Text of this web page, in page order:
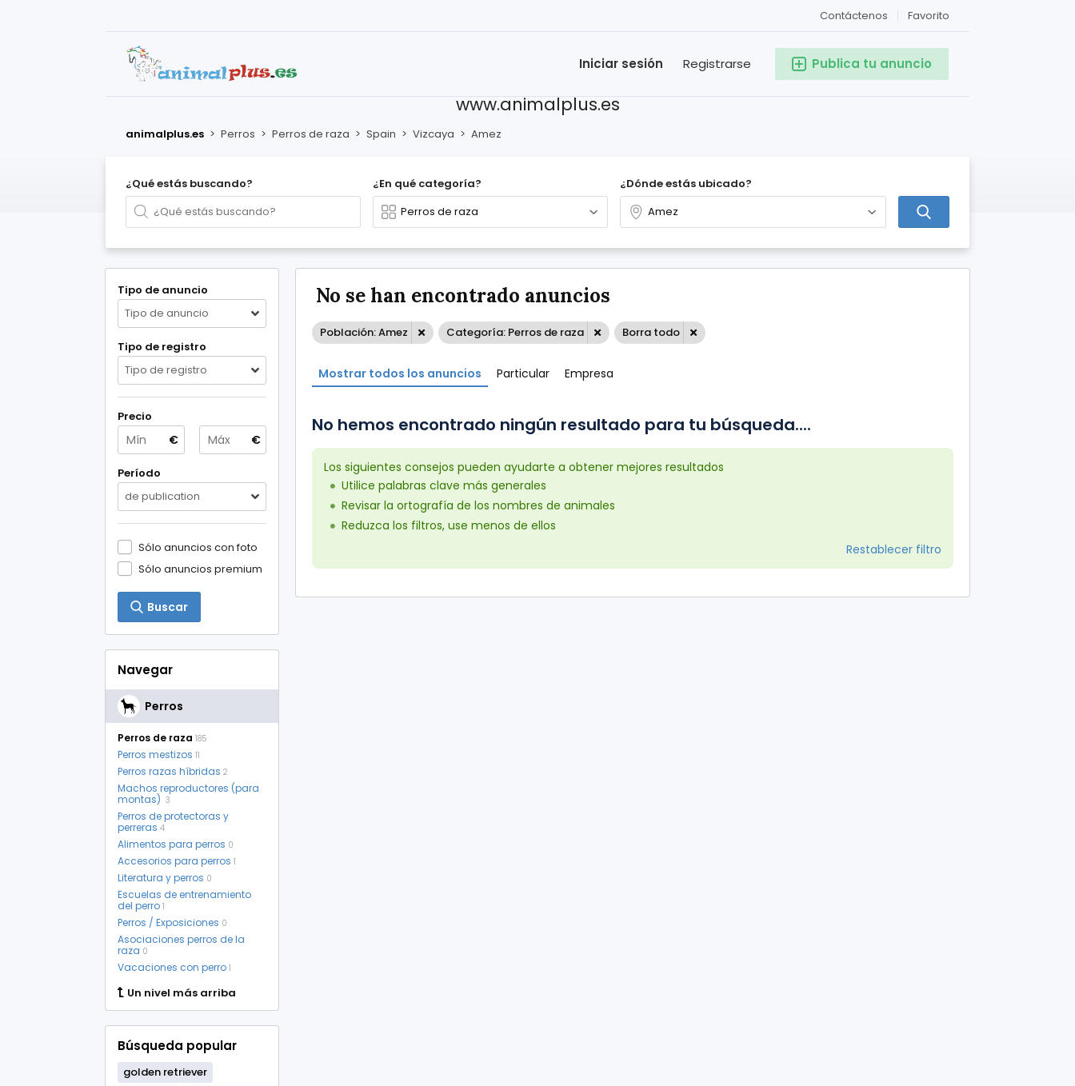
Favorito
Contáctenos
Publica tu anuncio
Registrarse
Iniciar sesión
www.animalplus.es
animalplus.es > Perros > Perros de raza > Spain > Vizcaya > Amez
¿Qué estás buscando? ¿En qué categoría? ¿Dónde estás ubicado?
Tipo de anuncio
Tipo de anuncio
Tipo de registro
Tipo de registro
Precio
€ €
Período
de publication
Sólo anuncios con foto
Sólo anuncios premium
Buscar
Navegar
Perros
Perros de raza 185
Perros mestizos 11
Perros razas híbridas 2
Machos reproductores (para
montas) 3
Perros de protectoras y
perreras 4
Alimentos para perros 0
Accesorios para perros 1
Literatura y perros 0
Escuelas de entrenamiento
del perro 1
Perros / Exposiciones 0
Asociaciones perros de la
raza 0
Vacaciones con perro 1
Un nivel más arriba
Búsqueda popular
golden retriever
No se han encontrado anuncios
Población: Amez Categoría: Perros de raza Borra todo
Mostrar todos los anuncios Particular Empresa
No hemos encontrado ningún resultado para tu búsqueda....
Los siguientes consejos pueden ayudarte a obtener mejores resultados
Utilice palabras clave más generales
Revisar la ortografía de los nombres de animales
Reduzca los filtros, use menos de ellos
Restablecer filtro